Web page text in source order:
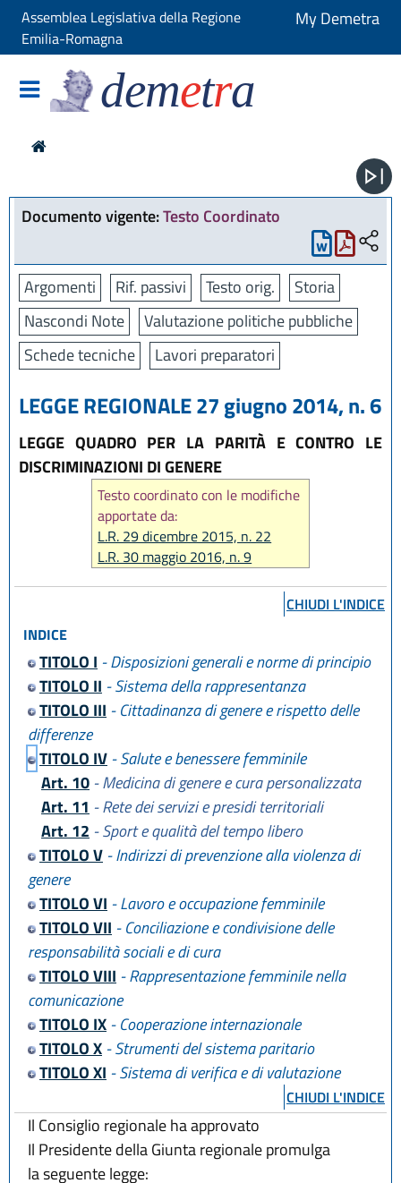
Assemblea Legislativa della Regione
Emilia-Romagna
My Demetra
demetra
Documento vigente:Testo Coordinato
Argomenti Rif. passivi Testo orig.
Storia
Nascondi Note
Valutazione politiche pubbliche
Schede tecniche
Lavori preparatori
LEGGE REGIONALE 27 giugno 2014, n. 6
LEGGE QUADRO PER LA PARITÀ E CONTRO LE
DISCRIMINAZIONI DI GENERE
Testo coordinato con le modifiche
apportate da:
L.R. 29 dicembre 2015, n. 22
L.R. 30 maggio 2016, n. 9
L.R. 14 giugno 2024, n. 7
L.R. 25 luglio 2025, n. 9
L.R. 28 luglio 2026, n. 9
CHIUDI L'INDICE
INDICE
TITOLO I - Disposizioni generali e norme di principio
TITOLO II - Sistema della rappresentanza
TITOLO III - Cittadinanza di genere e rispetto delle
differenze
TITOLO IV- Salute e benessere femminile
Art. 10 - Medicina di genere e cura personalizzata
Art. 11 - Rete dei servizi e presidi territoriali
Art. 12 - Sport e qualità del tempo libero
TITOLO V- Indirizzi di prevenzione alla violenza di
genere
TITOLO VI - Lavoro e occupazione femminile
TITOLO VII - Conciliazione e condivisione delle
responsabilità sociali e di cura
TITOLO VIII - Rappresentazione femminile nella
comunicazione
TITOLO IX- Cooperazione internazionale
TITOLO X- Strumenti del sistema paritario
TITOLO XI - Sistema di verifica e di valutazione
CHIUDI L'INDICE
Il Consiglio regionale ha approvato
Il Presidente della Giunta regionale promulga
la seguente legge: